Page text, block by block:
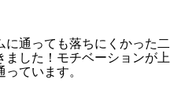
通っても落ちにくかった二
した！モチベーションが上
ています。